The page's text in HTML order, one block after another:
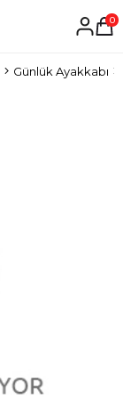
0
Günlük Ayakkabı